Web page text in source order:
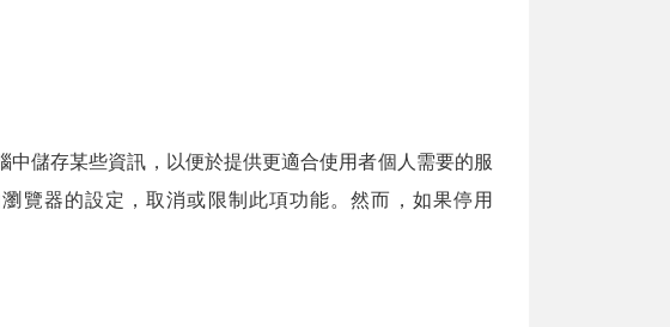
儲存某些資訊，以便於提供更適合使用者個人需要的服
覽器的設定，取消或限制此項功能。然而，如果停用